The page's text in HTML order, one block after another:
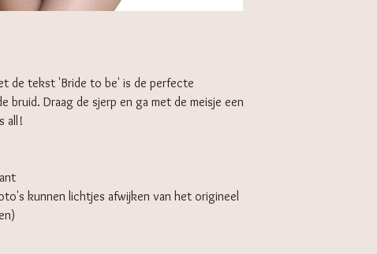
de tekst 'Bride to be' is de perfecte
bruid. Draag de sjerp en ga met de meisje een
all!
kunnen lichtjes afwijken van het origineel